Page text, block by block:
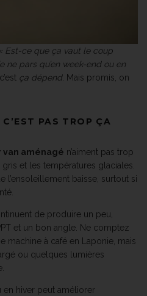
Est-ce que ça vaut le coup
ne pars qu’en week-end ou en
ça dépend. Mais promis, on
PAS TROP ÇA
van aménagé n’aiment pas trop
et les températures glaciales.
l’ensoleillement baisse, surtout si
de produire un peu,
et un bon angle. Ne comptez
machine à café en Laponie, mais
ou quelques lumières
en hiver peut améliorer